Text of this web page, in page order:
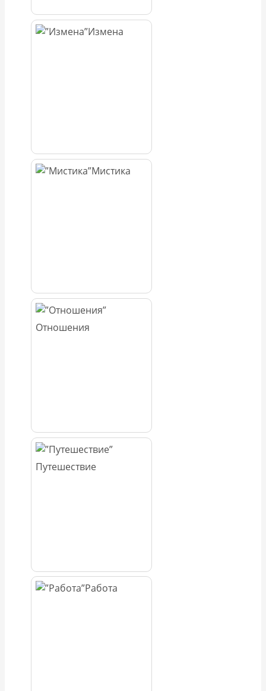
Измена
Мистика
Отношения
Путешествие
Работа